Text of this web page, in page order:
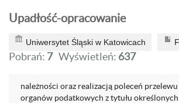
Upadłość-opracowanie
Uniwersytet Śląski w Katowicach
Pobrań: 7 Wyświetleń: 637
należności oraz realizacją poleceń
organów podatkowych z tytułu określonych